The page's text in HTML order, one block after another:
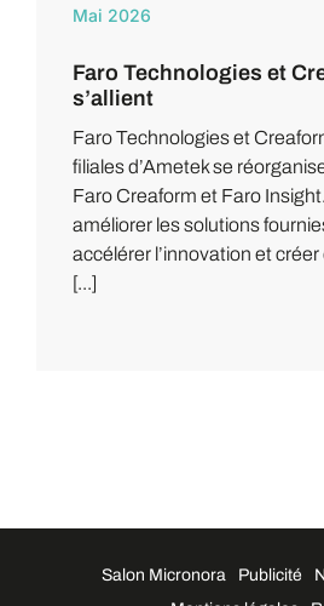
Mai 2026
Faro Technologies et
s’allient
Faro Technologies et
filiales d’Ametek se
Faro Creaform et Faro
améliorer les solutions
accélérer l’innovation et
[...]
Salon Micronora Publicité